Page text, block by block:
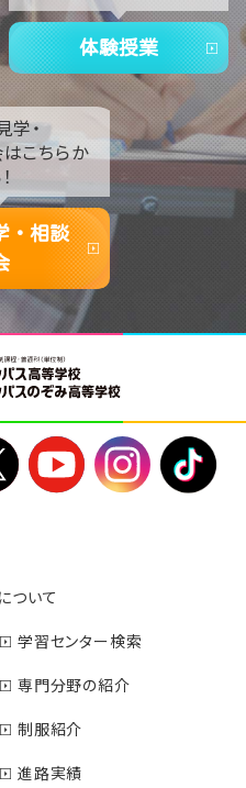
体験授業
学・
こちらか
・相談
ついて
学習センター検索
専門分野の紹介
制服紹介
進路実績